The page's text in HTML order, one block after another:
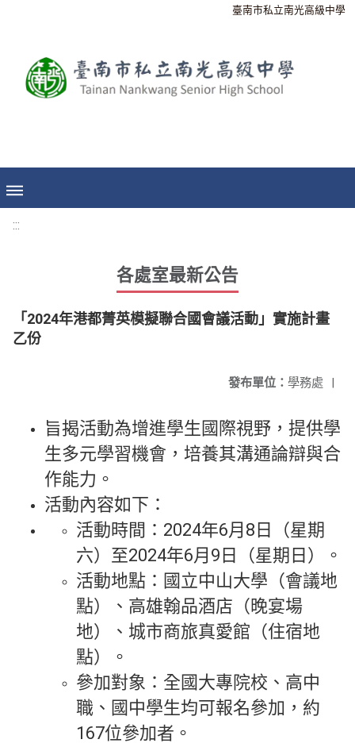
臺南市私立南光高級中學
:::
各處室最新公告
「2024年港都菁英模擬聯合國會議活動」實施計畫
乙份
發布單位： 學務處 |
旨揭活動為增進學生國際視野，提供學
生多元學習機會，培養其溝通論辯與合
作能力。
活動內容如下：
活動時間：2024年6月8日（星期
六）至2024年6月9日（星期日）。
活動地點：國立中山大學（會議地
點）、高雄翰品酒店（晚宴場
地）、城市商旅真愛館（住宿地
點）。
參加對象：全國大專院校、高中
職、國中學生均可報名參加，約
167位參加者。